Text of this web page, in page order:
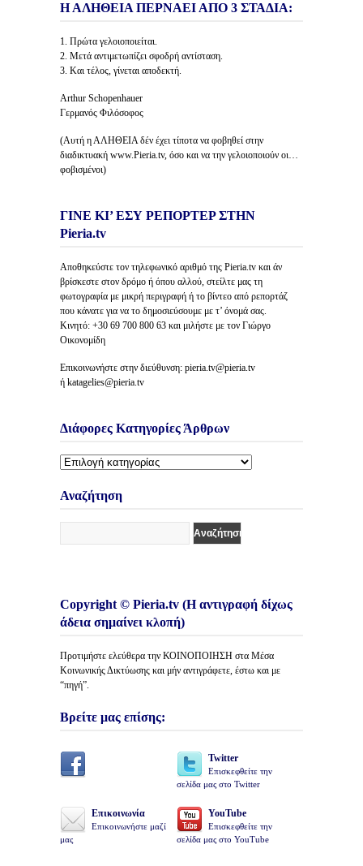
Η ΑΛΗΘΕΙΑ ΠΕΡΝΑΕΙ ΑΠΟ 3 ΣΤΑΔΙΑ:
1. Πρώτα γελοιοποιείται.
2. Μετά αντιμετωπίζει σφοδρή αντίσταση.
3. Και τέλος, γίνεται αποδεκτή.
Arthur Schopenhauer
Γερμανός Φιλόσοφος
(Αυτή η ΑΛΗΘΕΙΑ δέν έχει τίποτα να φοβηθεί στην
διαδικτυακή www.Pieria.tv, όσο και να την γελοιοποιούν οι…
φοβισμένοι)
ΓΙΝΕ ΚΙ’ ΕΣΥ ΡΕΠΟΡΤΕΡ ΣΤΗΝ
Pieria.tv
Αποθηκεύστε τον τηλεφωνικό αριθμό της Pieria.tv και άν
βρίσκεστε στον δρόμο ή όπου αλλού, στείλτε μας τη
φωτογραφία με μικρή περιγραφή ή το βίντεο από ρεπορτάζ
που κάνατε για να το δημοσιεύσουμε με τ’ όνομά σας.
Κινητό: +30 69 700 800 63 και μιλήστε με τον Γιώργο
Οικονομίδη
Επικοινωνήστε στην διεύθυνση: pieria.tv@pieria.tv
ή katagelies@pieria.tv
Διάφορες Κατηγορίες Άρθρων
Διάφορες
Άρθρων
Αναζήτηση
Copyright © Pieria.tv (Η αντιγραφή δίχως
άδεια σημαίνει κλοπή)
Προτιμήστε ελεύθερα την ΚΟΙΝΟΠΟΙΗΣΗ στα Μέσα
Κοινωνικής Δικτύωσης και μήν αντιγράφετε, έστω και με
“πηγή”.
Βρείτε μας επίσης:
Twitter
Επισκεφθείτε την
σελίδα μας στο Twitter
Επικοινωνία
Επικοινωνήστε μαζί
μας
YouTube
Επισκεφθείτε την
σελίδα μας στο YouTube